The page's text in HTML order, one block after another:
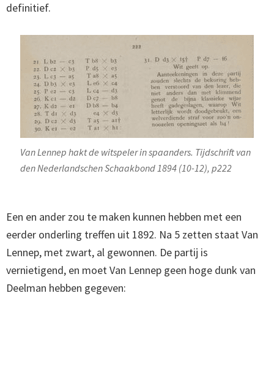
definitief.
Van Lennep hakt de witspeler in spaanders. Tijdschrift van
den Nederlandschen Schaakbond 1894 (10-12), p222
Een en ander zou te maken kunnen hebben met een
eerder onderling treffen uit 1892. Na 5 zetten staat Van
Lennep, met zwart, al gewonnen. De partij is
vernietigend, en moet Van Lennep geen hoge dunk van
Deelman hebben gegeven: